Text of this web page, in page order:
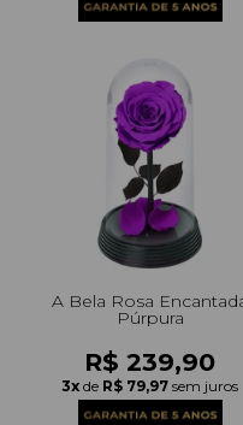
A Bela Rosa
Púrpura
R$ 239,90
3x de R$ 79,97 sem juros